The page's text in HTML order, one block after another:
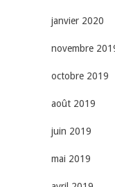
janvier 2020
novembre
octobre 2019
août 2019
juin 2019
mai 2019